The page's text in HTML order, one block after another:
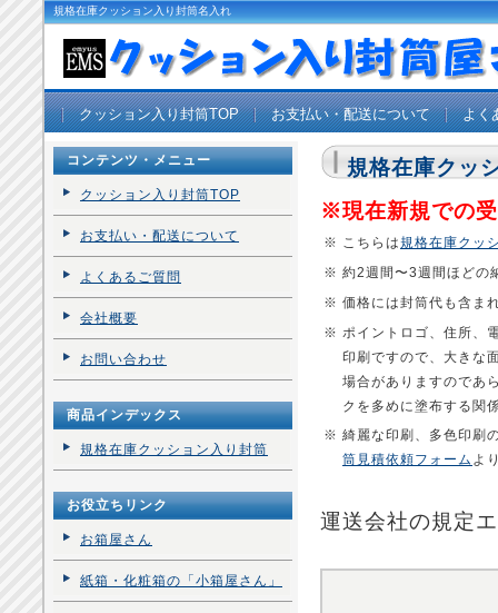
規格在庫クッション入り封筒名入れ
クッション入り封筒TOP お支払い・配送について よく
規格在庫クッ
※現在新規での
※ こちらは規格在庫クッ
※ 約2週間〜3週間ほどの
※ 価格には封筒代も含ま
※ ポイントロゴ、住所、
印刷ですので、大きな
場合がありますのであ
クを多めに塗布する関
※ 綺麗な印刷、多色印刷
筒見積依頼フォーム よ
運送会社の規定
コンテンツ・メニュー
クッション入り封筒TOP
お支払い・配送について
よくあるご質問
会社概要
お問い合わせ
商品インデックス
規格在庫クッション入り封筒
お役立ちリンク
お箱屋さん
紙箱・化粧箱の「小箱屋さん」